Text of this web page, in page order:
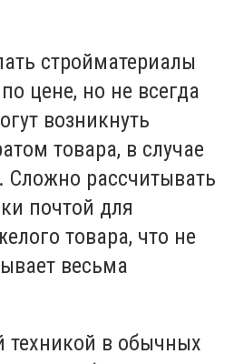
стройматериалы
цене, но не всегда
возникнуть
товара, в случае
Сложно рассчитывать
почтой для
товара, что не
весьма
техникой в обычных